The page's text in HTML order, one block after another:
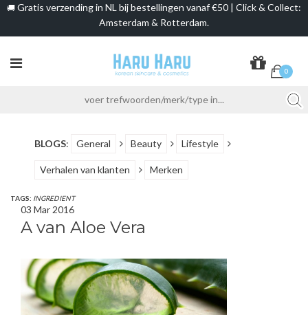
🚚 Gratis verzending in NL bij bestellingen vanaf €50 | Click & Collect:
Amsterdam & Rotterdam.
0
BLOGS: General Beauty Lifestyle
Verhalen van klanten Merken
TAGS: INGREDIENT
03 Mar 2016
A van Aloe Vera